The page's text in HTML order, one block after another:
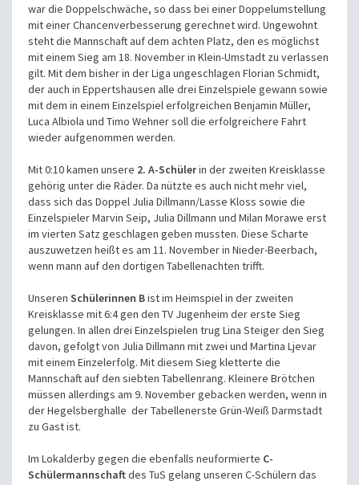
war die Doppelschwäche, so dass bei einer Doppelumstellung
mit einer Chancenverbesserung gerechnet wird. Ungewohnt
steht die Mannschaft auf dem achten Platz, den es möglichst
mit einem Sieg am 18. November in Klein-Umstadt zu verlassen
gilt. Mit dem bisher in der Liga ungeschlagen Florian Schmidt,
der auch in Eppertshausen alle drei Einzelspiele gewann sowie
mit dem in einem Einzelspiel erfolgreichen Benjamin Müller,
Luca Albiola und Timo Wehner soll die erfolgreichere Fahrt
wieder aufgenommen werden.
Mit 0:10 kamen unsere 2. A-Schülerin der zweiten Kreisklasse
gehörig unter die Räder. Da nützte es auch nicht mehr viel,
dass sich das Doppel Julia Dillmann/Lasse Kloss sowie die
Einzelspieler Marvin Seip, Julia Dillmann und Milan Morawe erst
im vierten Satz geschlagen geben mussten. Diese Scharte
auszuwetzen heißt es am 11. November in Nieder-Beerbach,
wenn mann auf den dortigen Tabellenachten trifft.
Unseren Schülerinnen Bist im Heimspiel in der zweiten
Kreisklasse mit 6:4 gen den TV Jugenheim der erste Sieg
gelungen. In allen drei Einzelspielen trug Lina Steiger den Sieg
davon, gefolgt von Julia Dillmann mit zwei und Martina Ljevar
mit einem Einzelerfolg. Mit diesem Sieg kletterte die
Mannschaft auf den siebten Tabellenrang. Kleinere Brötchen
müssen allerdings am 9. November gebacken werden, wenn in
der Hegelsberghalle der Tabellenerste Grün-Weiß Darmstadt
zu Gast ist.
Im Lokalderby gegen die ebenfalls neuformierte C-
Schülermannschaftdes TuS gelang unseren C-Schülern das